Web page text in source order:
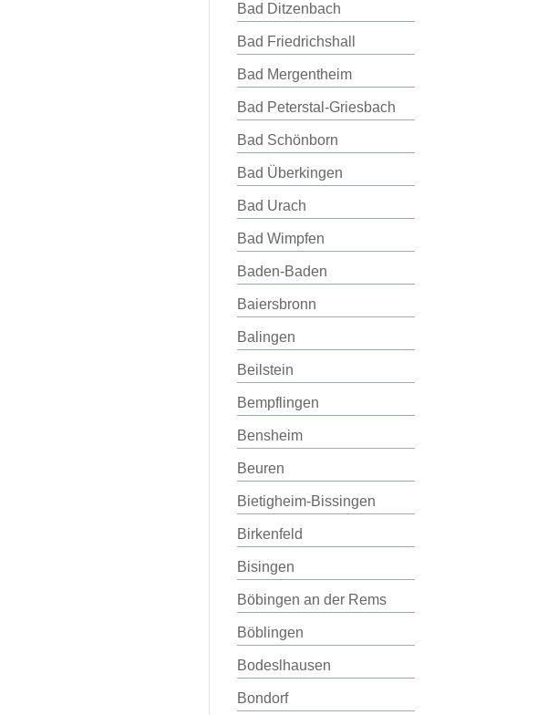
Bad Ditzenbach
Bad Friedrichshall
Bad Mergentheim
Bad Peterstal-Griesbach
Bad Schönborn
Bad Überkingen
Bad Urach
Bad Wimpfen
Baden-Baden
Baiersbronn
Balingen
Beilstein
Bempflingen
Bensheim
Beuren
Bietigheim-Bissingen
Birkenfeld
Bisingen
Böbingen an der Rems
Böblingen
Bodeslhausen
Bondorf